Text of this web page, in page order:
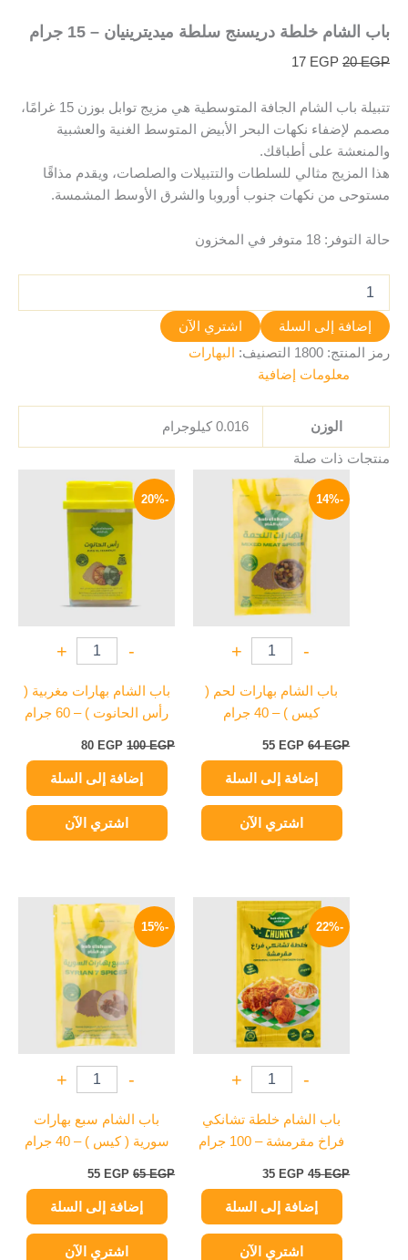
باب الشام خلطة دريسنج سلطة ميديترينيان – 15 جرام
20EGP
17 EGP
تتبيلة باب الشام الجافة المتوسطية هي مزيج توابل بوزن 15 غرامًا،
مصمم لإضفاء نكهات البحر الأبيض المتوسط ​​الغنية والعشبية
والمنعشة على أطباقك.
هذا المزيج مثالي للسلطات والتتبيلات والصلصات، ويقدم مذاقًا
مستوحى من نكهات جنوب أوروبا والشرق الأوسط المشمسة.
حالة التوفر: 18 متوفر في المخزون
إضافة إلى السلة
اشتري الآن
رمز المنتج: 1800 التصنيف:
البهارات
معلومات إضافية
الوزن 0.016 كيلوجرام
منتجات ذات صلة
-14%
-
+
باب الشام بهارات لحم (
كيس ) – 40 جرام
64EGP
السعر
الأصلي
هو:
64 EGP.
55 EGP
السعر
الحالي
هو:
55 EGP.
إضافة إلى السلة
اشتري الآن
-20%
-
+
باب الشام بهارات مغربية (
رأس الحانوت ) – 60 جرام
100EGP
الأصلي
هو:
100 EGP.
80 EGP
الحالي
هو:
إضافة إلى السلة
اشتري الآن
-22%
-
+
باب الشام خلطة تشانكي
فراخ مقرمشة – 100 جرام
45EGP
السعر
الأصلي
هو:
45 EGP.
35 EGP
السعر
هو:
35 EGP.
إضافة إلى السلة
اشتري الآن
-15%
-
+
باب الشام سبع بهارات
سورية ( كيس ) – 40 جرام
65EGP
السعر
الأصلي
هو:
65 EGP.
55 EGP
السعر
الحالي
هو:
55 EGP.
إضافة إلى السلة
اشتري الآن